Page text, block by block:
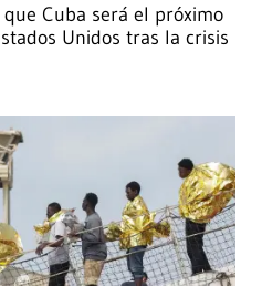
Cuba será el próximo
Unidos tras la crisis